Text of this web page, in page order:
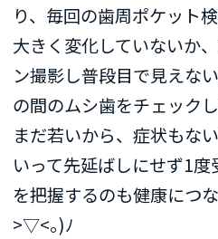
り、毎回の歯周ポケット
大きく変化していないか
ン撮影し普段目で見えな
の間のムシ歯をチェックし
まだ若いから、症状もな
いって先延ばしにせず1
を把握するのも健康につ
>▽<｡)ﾉ